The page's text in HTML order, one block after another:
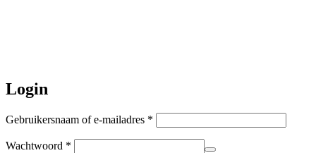
Login
Gebruikersnaam of e-mailadres *
Wachtwoord *